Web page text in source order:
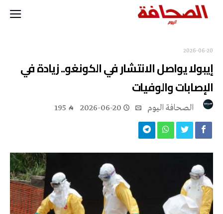
2026-06-20
إيبولا يواصل الانتشار في الكونغو.. زيادة في
الإصابات والوفيات
2026-06-20
195